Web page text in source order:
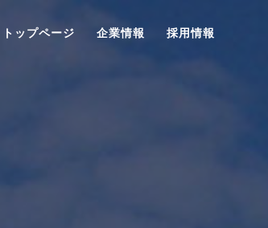
トップページ 企業情報 採用情報